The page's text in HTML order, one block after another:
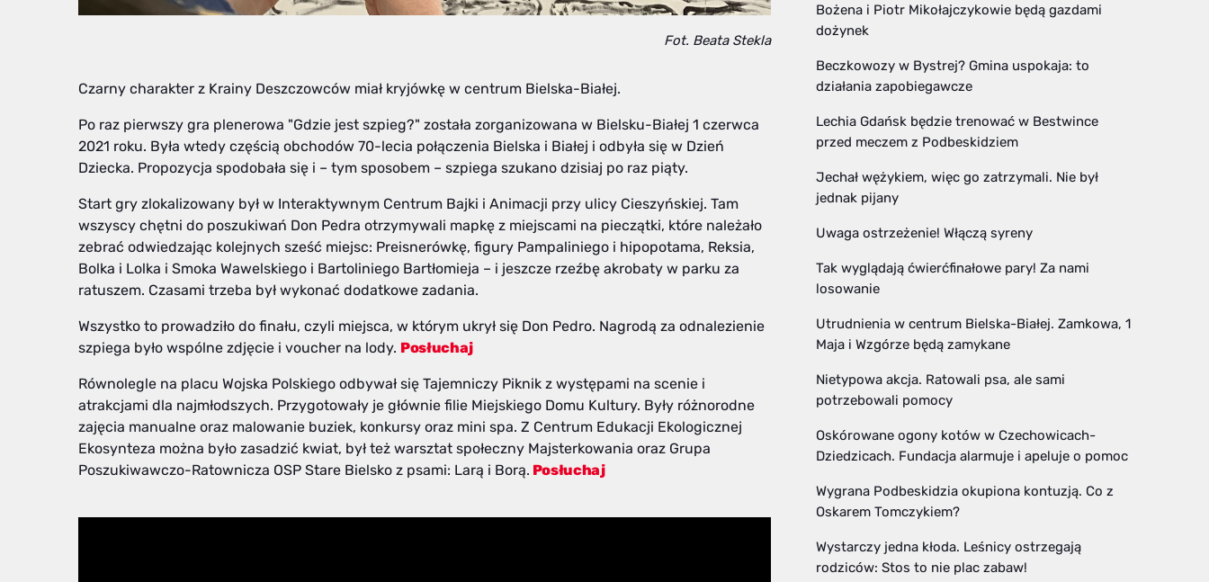
Fot. Beata Stekla
Czarny charakter z Krainy Deszczowców miał kryjówkę w centrum Bielska-Białej.
Po raz pierwszy gra plenerowa "Gdzie jest szpieg?" została zorganizowana w Bielsku-Białej 1 czerwca
2021 roku. Była wtedy częścią obchodów 70-lecia połączenia Bielska i Białej i odbyła się w Dzień
Dziecka. Propozycja spodobała się i – tym sposobem – szpiega szukano dzisiaj po raz piąty.
Start gry zlokalizowany był w Interaktywnym Centrum Bajki i Animacji przy ulicy Cieszyńskiej. Tam
wszyscy chętni do poszukiwań Don Pedra otrzymywali mapkę z miejscami na pieczątki, które należało
zebrać odwiedzając kolejnych sześć miejsc: Preisnerówkę, figury Pampaliniego i hipopotama, Reksia,
Bolka i Lolka i Smoka Wawelskiego i Bartoliniego Bartłomieja – i jeszcze rzeźbę akrobaty w parku za
ratuszem. Czasami trzeba był wykonać dodatkowe zadania.
Wszystko to prowadziło do finału, czyli miejsca, w którym ukrył się Don Pedro. Nagrodą za odnalezienie
szpiega było wspólne zdjęcie i voucher na lody. Posłuchaj
Równolegle na placu Wojska Polskiego odbywał się Tajemniczy Piknik z występami na scenie i
atrakcjami dla najmłodszych. Przygotowały je głównie filie Miejskiego Domu Kultury. Były różnorodne
zajęcia manualne oraz malowanie buziek, konkursy oraz mini spa. Z Centrum Edukacji Ekologicznej
Ekosynteza można było zasadzić kwiat, był też warsztat społeczny Majsterkowania oraz Grupa
Poszukiwawczo-Ratownicza OSP Stare Bielsko z psami: Larą i Borą. Posłuchaj
Bożena i Piotr Mikołajczykowie będą gazdami
dożynek
Beczkowozy w Bystrej? Gmina uspokaja: to
działania zapobiegawcze
Lechia Gdańsk będzie trenować w Bestwince
przed meczem z Podbeskidziem
Jechał wężykiem, więc go zatrzymali. Nie był
jednak pijany
Uwaga ostrzeżenie! Włączą syreny
Tak wyglądają ćwierćfinałowe pary! Za nami
losowanie
Utrudnienia w centrum Bielska-Białej. Zamkowa, 1
Maja i Wzgórze będą zamykane
Nietypowa akcja. Ratowali psa, ale sami
potrzebowali pomocy
Oskórowane ogony kotów w Czechowicach-
Dziedzicach. Fundacja alarmuje i apeluje o pomoc
Wygrana Podbeskidzia okupiona kontuzją. Co z
Oskarem Tomczykiem?
Wystarczy jedna kłoda. Leśnicy ostrzegają
rodziców: Stos to nie plac zabaw!